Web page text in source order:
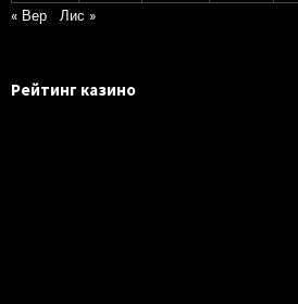
« Вер Лис »
Рейтинг казино